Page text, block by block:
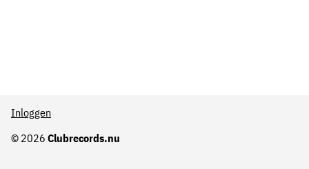
© 2026 Clubrecords.nu
Inloggen